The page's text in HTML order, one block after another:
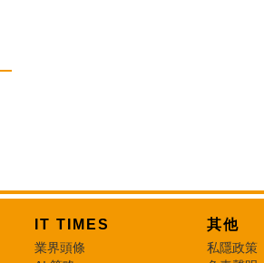
IT TIMES
業界頭條
其他
私隱政策